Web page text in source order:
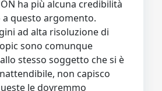
ha più alcuna credibilità
questo argomento.
ad alta risoluzione di
sono comunque
stesso soggetto che si è
non capisco
le dovremmo